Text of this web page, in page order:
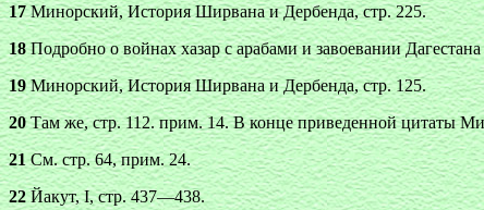
17Минорский, История Ширвана и Дербенда, стр. 225.
18Подробно о войнах хазар с арабами и завоевании
19Минорский, История Ширвана и Дербенда, стр. 125.
20Там же, стр. 112. прим. 14. В конце приведенной цитаты
21См. стр. 64, прим. 24.
22Йакут, I, стр. 437—438.